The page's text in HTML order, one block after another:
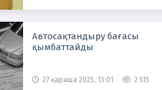
Автосақтандыру бағасы
қымбаттайды
27 қараша 2025, 13:01 2 515